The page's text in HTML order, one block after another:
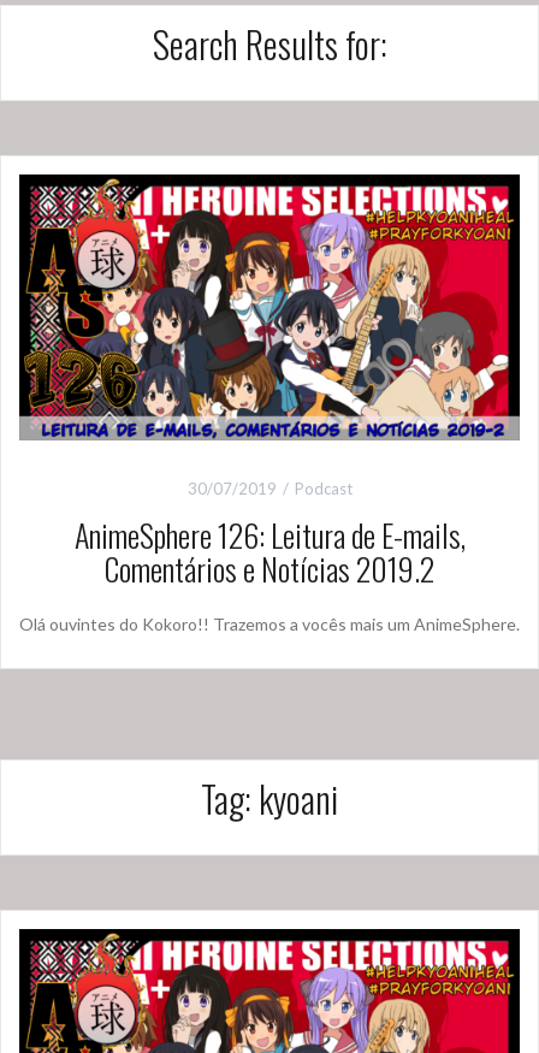
Search Results for:
30/07/2019 Podcast
AnimeSphere 126: Leitura de E-mails,
Comentários e Notícias 2019.2
Olá ouvintes do Kokoro!! Trazemos a vocês mais um AnimeSphere.
Tag: kyoani